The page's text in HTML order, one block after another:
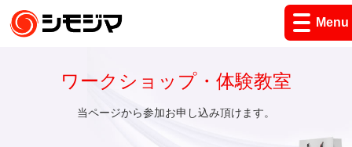
Menu
ワークショップ・体験教室
当ページから参加お申し込み頂けます。